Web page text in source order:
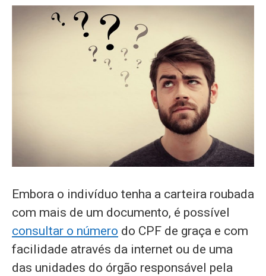
Embora o indivíduo tenha a carteira roubada
com mais de um documento, é possível
consultar o número do CPF de graça e com
facilidade através da internet ou de uma
das unidades do órgão responsável pela